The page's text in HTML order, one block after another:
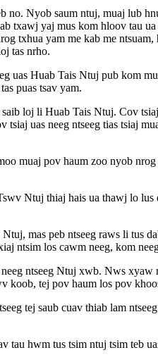
Nyob saum ntuj, muaj lub
txawj yaj mus kom hloov tau
txhua yam me kab me
tas nrho.
uas Huab Tais Ntuj pub kom
puas tsav yam.
loj li Huab Tais Ntuj. Cov
uas neeg ntseeg tias tsiaj
muaj pov haum zoo nyob
Ntuj thiaj hais ua thawj lo
mas peb ntseeg raws li tus
ntsim los cawm neeg, kom
ntseeg Ntuj xwb. Nws xyaw
tej pov haum los pov
tej saub cuav thiab lam
hwm tus tsim ntuj tsim teb